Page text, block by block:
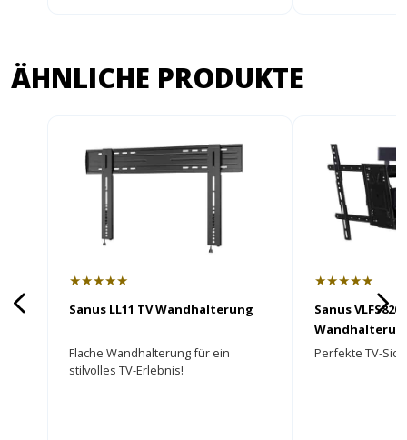
ÄHNLICHE PRODUKTE
★★★★★
Sanus LL11 TV Wandhalterung
Flache Wandhalterung für ein
stilvolles TV-Erlebnis!
★★★★★
Sanus VLFS820
Perfekte TV-